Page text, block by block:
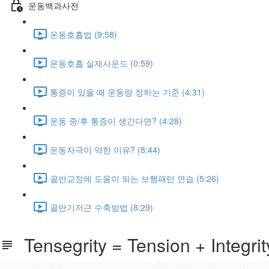
운동백과사전
운동호흡법 (9:58)
운동호흡 실제사운드 (0:59)
통증이 있을 때 운동량 정하는 기준 (4:31)
운동 중/후 통증이 생긴다면? (4:28)
운동자극이 약한 이유? (8:44)
골반교정에 도움이 되는 보행패턴 연습 (5:26)
골반기저근 수축방법 (8:29)
Tensegrity = Tension +